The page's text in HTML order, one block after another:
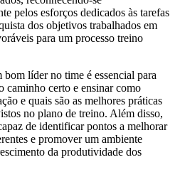
pelos esforços dedicados às tarefas
dos objetivos trabalhados em
​​para um processo treino
líder no time é essencial para
caminho certo e ensinar como
e quais são as melhores práticas
no plano de treino. Além disso,
de identificar pontos a melhorar
e promover um ambiente
da produtividade dos